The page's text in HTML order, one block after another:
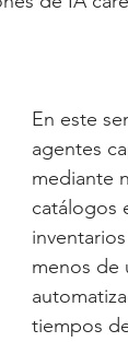
En este
agentes
mediante
catálogos
menos de
tiempos